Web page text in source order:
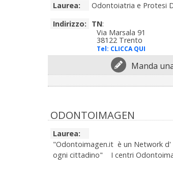
Laurea:
Odontoiatria e Protesi
Indirizzo:
TN:
Via Marsala 91
38122 Trento
Tel: CLICCA QUI
Manda
ODONTOIMAGEN
Laurea:
"Odontoimagen.it è un Network d'
ogni cittadino" I centri